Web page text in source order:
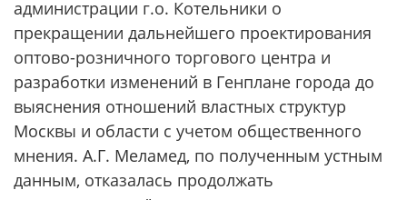
администрации г.о. Котельники о
прекращении дальнейшего проектирования
оптово-розничного торгового центра и
разработки изменений в Генплане города до
выяснения отношений властных структур
Москвы и области с учетом общественного
мнения. А.Г. Меламед, по полученным устным
данным, отказалась продолжать